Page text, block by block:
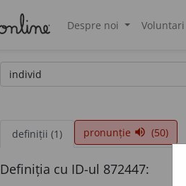
Despre noi Voluntari
definiții (1) pronunție volume_up (50)
Definiția cu ID-ul 872447: